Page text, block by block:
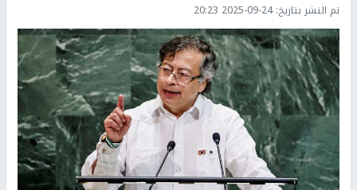
تم النشر بتاريخ:2025-09-24 20:23